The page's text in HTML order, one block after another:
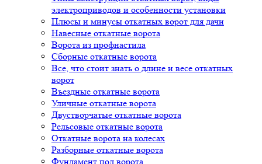
электроприводов и особенности установки
Плюсы и минусы откатных ворот для дачи
Навесные откатные ворота
Ворота из профнастила
Сборные откатные ворота
Все, что стоит знать о длине и весе откатных
ворот
Въездные откатные ворота
Уличные откатные ворота
Двустворчатые откатные ворота
Рельсовые откатные ворота
Откатные ворота на колесах
Разборные откатные ворота
Фундамент под ворота